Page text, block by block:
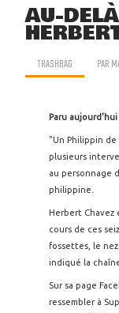
AU-
TRASHBAG PAR
Paru
"Un Philippin de
plusieurs
au personnage
philippine.
Herbert Chavez
cours de ces
fossettes, le
indiqué la
Sur sa page
ressembler à